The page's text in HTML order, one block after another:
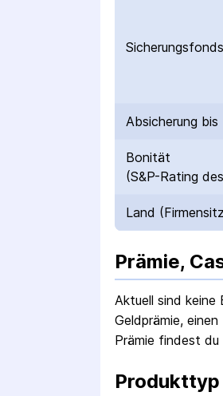
Sicherungs­fonds
Absicherung bis
Bonität
(S&P-Rating
Land
Prämie,
Aktuell sind
Geldprämie,
Prämie findest du